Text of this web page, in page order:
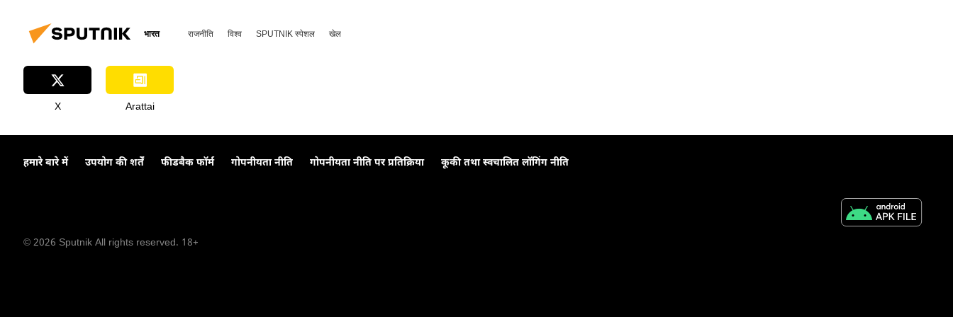
भारत राजनीति विश्व SPUTNIK स्पेशल खेल
X Arattai
हमारे बारे में उपयोग की शर्तें फीडबैक फॉर्म गोपनीयता नीति गोपनीयता नीति पर प्रतिक्रिया कूकी तथा स्वचालित लॉगिंग नीति
© 2026 Sputnik All rights reserved. 18+